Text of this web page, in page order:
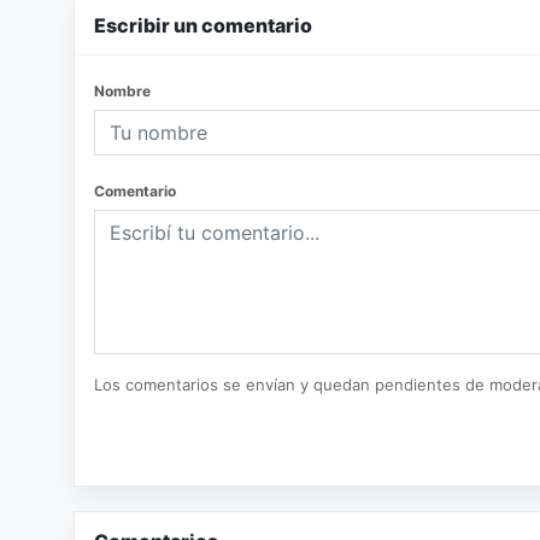
Escribir un comentario
Nombre
Comentario
Los comentarios se envían y quedan pendientes de